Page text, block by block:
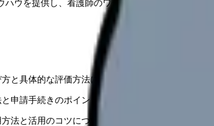
ウを提供し、看護師のワークライフバランスを支
と具体的な評価方法について
申請手続きのポイントについて
法と活用のコツについて